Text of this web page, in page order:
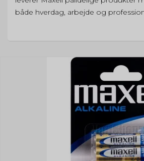
både hverdag, arbejde og